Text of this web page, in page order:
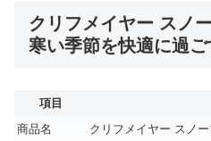
クリフメイヤー スノ
寒い季節を快適に過ご
項目
商品名
クリフメイヤー スノ